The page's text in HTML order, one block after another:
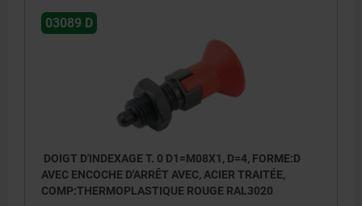
03089 D
DOIGT D'INDEXAGE T. 0 D1=M08X1, D=4, FORME:D
AVEC ENCOCHE D'ARRÊT AVEC, ACIER TRAITÉE,
COMP:THERMOPLASTIQUE ROUGE RAL3020